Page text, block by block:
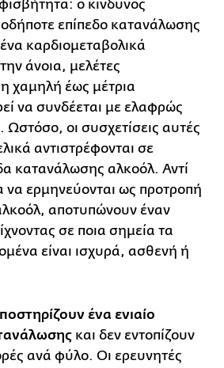
ο κίνδυνος
επίπεδο κατανάλωσης
καρδιομεταβολικά
άνοια, μελέτες
χαμηλή έως μέτρια
να συνδέεται με ελαφρώς
Ωστόσο, οι συσχετίσεις αυτές
αντιστρέφονται σε
κατανάλωσης αλκοόλ. Αντί
ερμηνεύονται ως προτροπή
αποτυπώνουν έναν
σε ποια σημεία τα
είναι ισχυρά, ασθενή ή
ένα ενιαίο
και δεν εντοπίζουν
ανά φύλο. Οι ερευνητές